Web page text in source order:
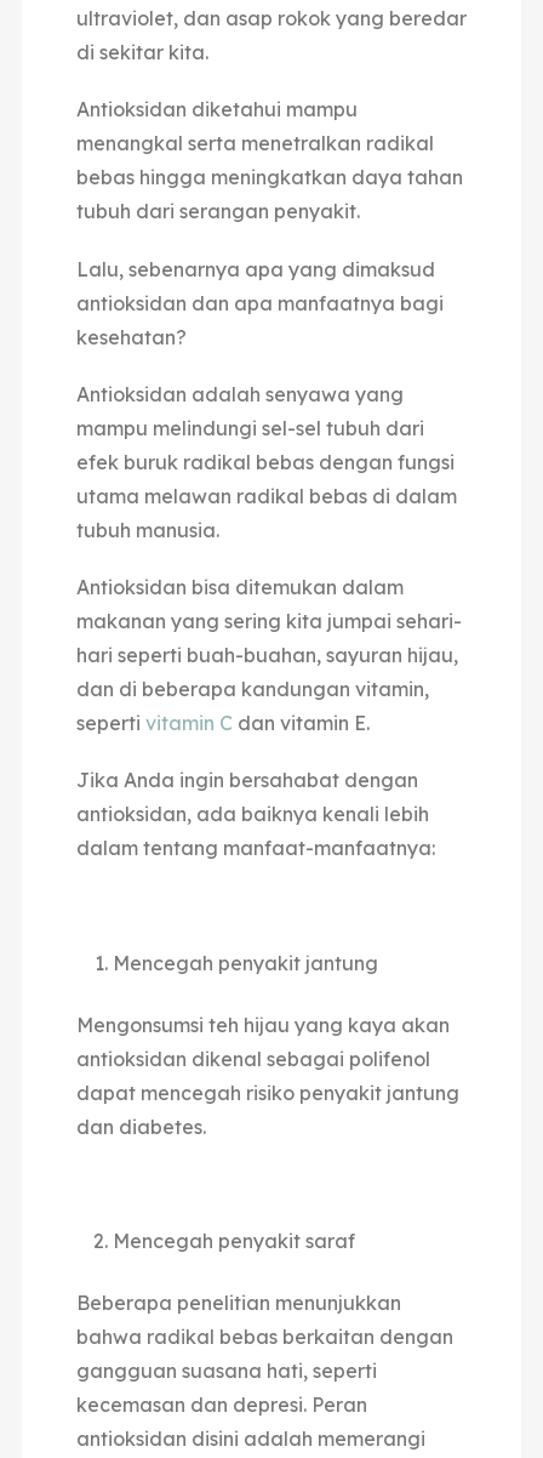
ultraviolet, dan asap rokok yang beredar
di sekitar kita.
Antioksidan diketahui mampu
menangkal serta menetralkan radikal
bebas hingga meningkatkan daya tahan
tubuh dari serangan penyakit.
Lalu, sebenarnya apa yang dimaksud
antioksidan dan apa manfaatnya bagi
kesehatan?
Antioksidan adalah senyawa yang
mampu melindungi sel-sel tubuh dari
efek buruk radikal bebas dengan fungsi
utama melawan radikal bebas di dalam
tubuh manusia.
Antioksidan bisa ditemukan dalam
makanan yang sering kita jumpai sehari-
hari seperti buah-buahan, sayuran hijau,
dan di beberapa kandungan vitamin,
seperti vitamin C dan vitamin E.
Jika Anda ingin bersahabat dengan
antioksidan, ada baiknya kenali lebih
dalam tentang manfaat-manfaatnya:
Mencegah penyakit jantung
Mengonsumsi teh hijau yang kaya akan
antioksidan dikenal sebagai polifenol
dapat mencegah risiko penyakit jantung
dan diabetes.
Mencegah penyakit saraf
Beberapa penelitian menunjukkan
bahwa radikal bebas berkaitan dengan
gangguan suasana hati, seperti
kecemasan dan depresi. Peran
antioksidan disini adalah memerangi